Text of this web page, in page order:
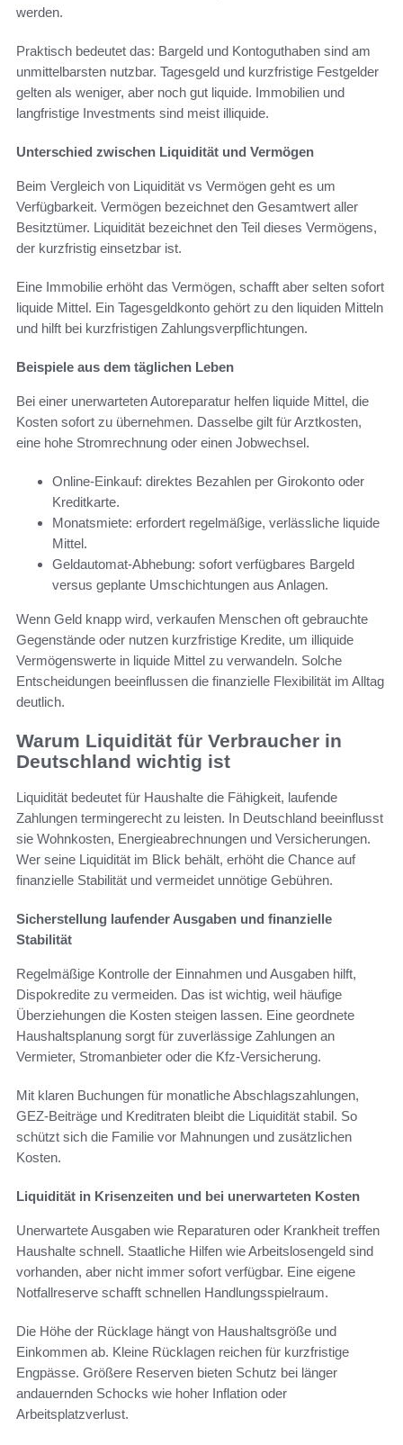
werden.
Praktisch bedeutet das: Bargeld und Kontoguthaben sind am
unmittelbarsten nutzbar. Tagesgeld und kurzfristige Festgelder
gelten als weniger, aber noch gut liquide. Immobilien und
langfristige Investments sind meist illiquide.
Unterschied zwischen Liquidität und Vermögen
Beim Vergleich von Liquidität vs Vermögen geht es um
Verfügbarkeit. Vermögen bezeichnet den Gesamtwert aller
Besitztümer. Liquidität bezeichnet den Teil dieses Vermögens,
der kurzfristig einsetzbar ist.
Eine Immobilie erhöht das Vermögen, schafft aber selten sofort
liquide Mittel. Ein Tagesgeldkonto gehört zu den liquiden Mitteln
und hilft bei kurzfristigen Zahlungsverpflichtungen.
Beispiele aus dem täglichen Leben
Bei einer unerwarteten Autoreparatur helfen liquide Mittel, die
Kosten sofort zu übernehmen. Dasselbe gilt für Arztkosten,
eine hohe Stromrechnung oder einen Jobwechsel.
Online-Einkauf: direktes Bezahlen per Girokonto oder
Kreditkarte.
Monatsmiete: erfordert regelmäßige, verlässliche liquide
Mittel.
Geldautomat-Abhebung: sofort verfügbares Bargeld
versus geplante Umschichtungen aus Anlagen.
Wenn Geld knapp wird, verkaufen Menschen oft gebrauchte
Gegenstände oder nutzen kurzfristige Kredite, um illiquide
Vermögenswerte in liquide Mittel zu verwandeln. Solche
Entscheidungen beeinflussen die finanzielle Flexibilität im Alltag
deutlich.
Warum Liquidität für Verbraucher in
Deutschland wichtig ist
Liquidität bedeutet für Haushalte die Fähigkeit, laufende
Zahlungen termingerecht zu leisten. In Deutschland beeinflusst
sie Wohnkosten, Energieabrechnungen und Versicherungen.
Wer seine Liquidität im Blick behält, erhöht die Chance auf
finanzielle Stabilität und vermeidet unnötige Gebühren.
Sicherstellung laufender Ausgaben und finanzielle
Stabilität
Regelmäßige Kontrolle der Einnahmen und Ausgaben hilft,
Dispokredite zu vermeiden. Das ist wichtig, weil häufige
Überziehungen die Kosten steigen lassen. Eine geordnete
Haushaltsplanung sorgt für zuverlässige Zahlungen an
Vermieter, Stromanbieter oder die Kfz-Versicherung.
Mit klaren Buchungen für monatliche Abschlagszahlungen,
GEZ-Beiträge und Kreditraten bleibt die Liquidität stabil. So
schützt sich die Familie vor Mahnungen und zusätzlichen
Kosten.
Liquidität in Krisenzeiten und bei unerwarteten Kosten
Unerwartete Ausgaben wie Reparaturen oder Krankheit treffen
Haushalte schnell. Staatliche Hilfen wie Arbeitslosengeld sind
vorhanden, aber nicht immer sofort verfügbar. Eine eigene
Notfallreserve schafft schnellen Handlungsspielraum.
Die Höhe der Rücklage hängt von Haushaltsgröße und
Einkommen ab. Kleine Rücklagen reichen für kurzfristige
Engpässe. Größere Reserven bieten Schutz bei länger
andauernden Schocks wie hoher Inflation oder
Arbeitsplatzverlust.